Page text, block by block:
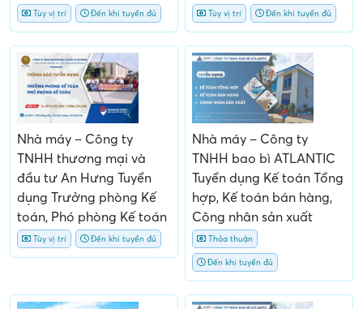
Tùy vị trí Đến khi tuyển đủ Tùy vị trí Đến khi tuyển đủ
Nhà máy – Công ty
TNHH thương mại và
đầu tư An Hưng Tuyển
dụng Trưởng phòng Kế
toán, Phó phòng Kế toán
Tùy vị trí Đến khi tuyển đủ
Nhà máy – Công ty
TNHH bao bì ATLANTIC
Tuyển dụng Kế toán Tổng
hợp, Kế toán bán hàng,
Công nhân sản xuất
Thỏa thuận
Đến khi tuyển đủ